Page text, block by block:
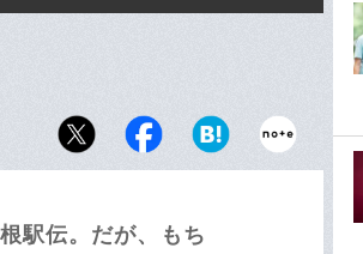
駅伝。だが、もち